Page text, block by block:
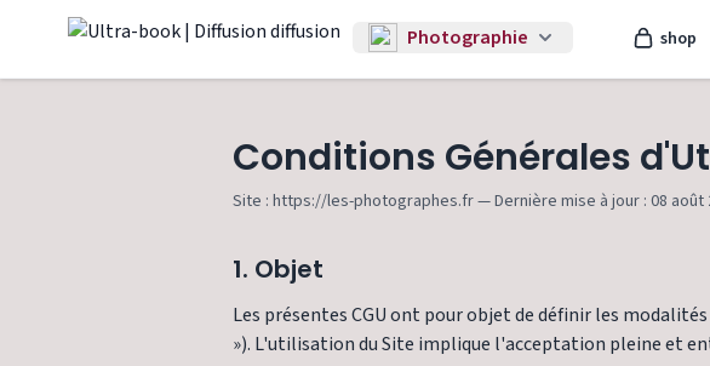
Photographie shop
Conditions Générales
Site : https://les-photographes.fr — Dernière mise à jour : 08 août
1. Objet
Les présentes CGU ont pour objet de définir les
»). L'utilisation du Site implique l'acceptation pleine et